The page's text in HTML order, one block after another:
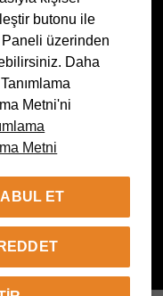
butonu ile
üzerinden
Daha
Metni'ni
Metni
ET